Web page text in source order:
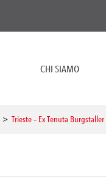
CHI SIAMO
> Trieste – Ex Tenuta Burgstaller